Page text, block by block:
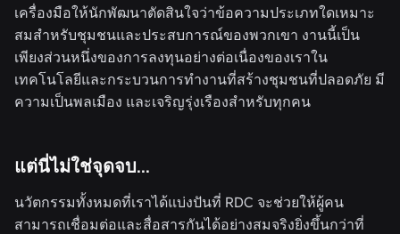
เครื่องมือให้นักพัฒนาตัดสินใจว่าข้อความประเภทใดเหมาะ
สมสำหรับชุมชนและประสบการณ์ของพวกเขา งานนี้เป็น
เพียงส่วนหนึ่งของการลงทุนอย่างต่อเนื่องของเราใน
เทคโนโลยีและกระบวนการทำงานที่สร้างชุมชนที่ปลอดภัย มี
ความเป็นพลเมือง และเจริญรุ่งเรืองสำหรับทุกคน
แต่นี่ไม่ใช่จุดจบ...
นวัตกรรมทั้งหมดที่เราได้แบ่งปันที่ RDC จะช่วยให้ผู้คน
สามารถเชื่อมต่อและสื่อสารกันได้อย่างสมจริงยิ่งขึ้นกว่าที่